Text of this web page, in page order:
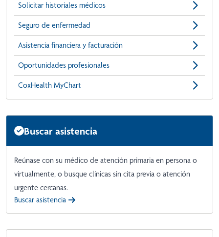
Solicitar historiales médicos
Seguro de enfermedad
Asistencia financiera y facturación
Oportunidades profesionales
CoxHealth MyChart
Buscar asistencia
Reúnase con su médico de atención primaria en persona o
virtualmente, o busque clínicas sin cita previa o atención
urgente cercanas.
Buscar asistencia